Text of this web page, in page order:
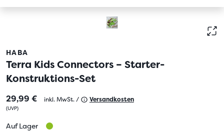
HABA
Terra Kids Connectors – Starter-
Konstruktions-Set
29,99 € inkl. MwSt. / Versandkosten
(UVP)
Auf Lager